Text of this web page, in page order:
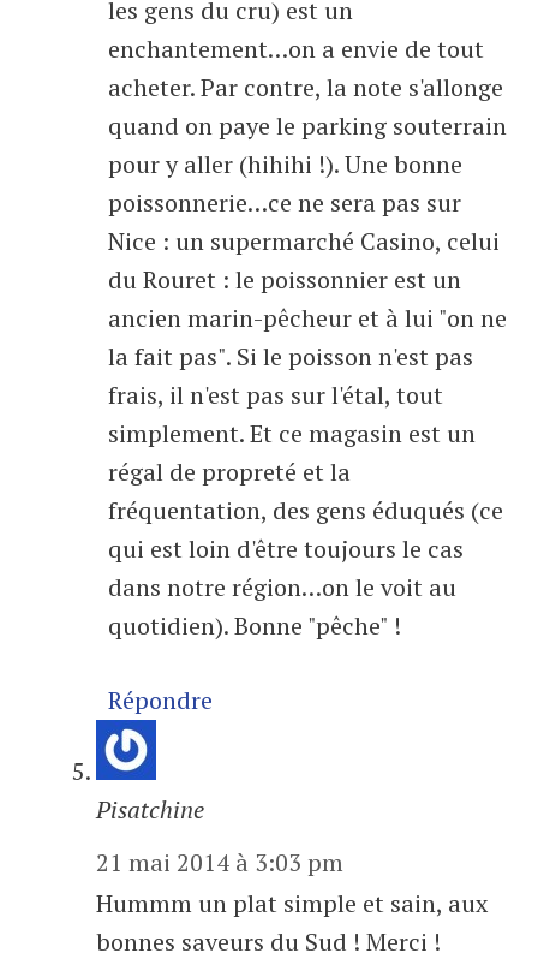
les gens du cru) est un
enchantement…on a envie de tout
acheter. Par contre, la note s'allonge
quand on paye le parking souterrain
pour y aller (hihihi !). Une bonne
poissonnerie…ce ne sera pas sur
Nice : un supermarché Casino, celui
du Rouret : le poissonnier est un
ancien marin-pêcheur et à lui "on ne
la fait pas". Si le poisson n'est pas
frais, il n'est pas sur l'étal, tout
simplement. Et ce magasin est un
régal de propreté et la
fréquentation, des gens éduqués (ce
qui est loin d'être toujours le cas
dans notre région…on le voit au
quotidien). Bonne "pêche" !
Répondre
Pisatchine
21 mai 2014 à 3:03 pm
Hummm un plat simple et sain, aux
bonnes saveurs du Sud ! Merci !